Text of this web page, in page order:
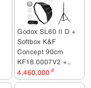
Godox SL60 II D +
Softbox K&F
Concept 90cm
KF18.0007V2 +
Chân MD - 240A
4,460,000 đ